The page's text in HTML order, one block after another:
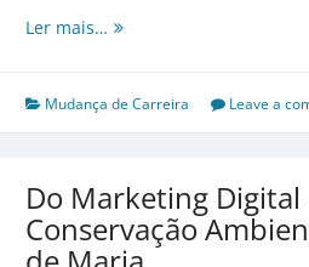
Ler mais… De
a
Confeitaria:
do
Sucesso
de
Mudança de Carreira Leave a
Do Marketing Digital
Conservação